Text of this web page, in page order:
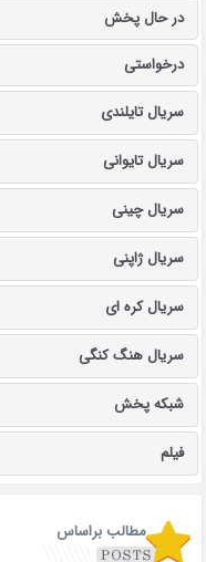
در حال پخش
درخواستی
سریال تایلندی
سریال تایوانی
سریال چینی
سریال ژاپنی
سریال کره ای
سریال هنگ کنگی
شبکه پخش
فیلم
مطالب براساس